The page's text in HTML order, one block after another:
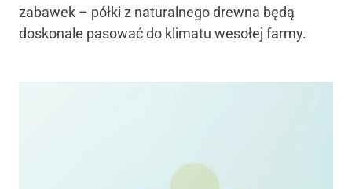
zabawek – półki z naturalnego drewna będą
doskonale pasować do klimatu wesołej farmy.